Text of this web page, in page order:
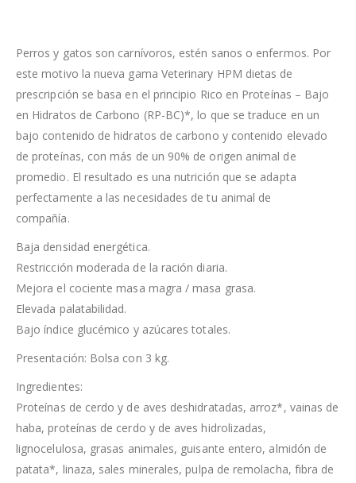
Perros y gatos son carnívoros, estén sanos o enfermos. Por
este motivo la nueva gama Veterinary HPM dietas de
prescripción se basa en el principio Rico en Proteínas – Bajo
en Hidratos de Carbono (RP-BC)*, lo que se traduce en un
bajo contenido de hidratos de carbono y contenido elevado
de proteínas, con más de un 90% de origen animal de
promedio. El resultado es una nutrición que se adapta
perfectamente a las necesidades de tu animal de
compañía.
Baja densidad energética.
Restricción moderada de la ración diaria.
Mejora el cociente masa magra / masa grasa.
Elevada palatabilidad.
Bajo índice glucémico y azúcares totales.
Presentación: Bolsa con 3 kg.
Ingredientes:
Proteínas de cerdo y de aves deshidratadas, arroz*, vainas de
haba, proteínas de cerdo y de aves hidrolizadas,
lignocelulosa, grasas animales, guisante entero, almidón de
patata*, linaza, sales minerales, pulpa de remolacha, fibra de